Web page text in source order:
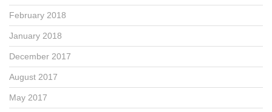
February 2018
January 2018
December 2017
August 2017
May 2017